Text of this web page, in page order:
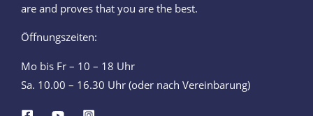
are and proves that you are the best.
Öffnungszeiten:
Mo bis Fr – 10 – 18 Uhr
Sa. 10.00 – 16.30 Uhr (oder nach Vereinbarung)